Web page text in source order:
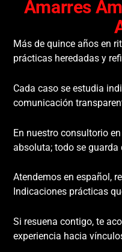
Amarres
Más de quince años en
prácticas heredadas y
Cada caso se estudia
comunicación
En nuestro consultorio
absoluta; todo se guarda
Atendemos en español,
Indicaciones prácticas
Si resuena contigo, te
experiencia hacia